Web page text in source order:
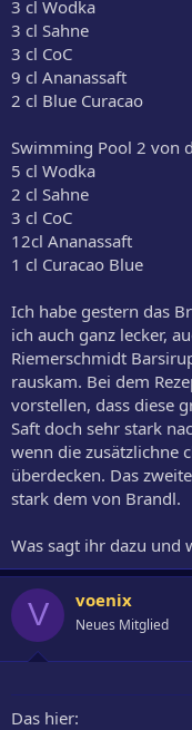
3 cl Wodka
3 cl Sahne
3 cl CoC
9 cl Ananassaft
2 cl Blue Curacao
Swimming Pool 2 von
5 cl Wodka
2 cl Sahne
3 cl CoC
12cl Ananassaft
1 cl Curacao Blue
Ich habe gestern das
ich auch ganz lecker,
Riemerschmidt
rauskam. Bei dem
vorstellen, dass diese
Saft doch sehr stark
wenn die zusätzlichne
überdecken. Das
stark dem von Brandl.
Was sagt ihr dazu und
V voenix
Neues Mitglied
Das hier: